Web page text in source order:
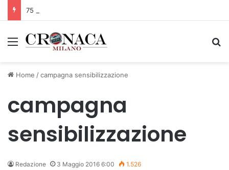
Menu
Home /campagna sensibilizzazione
campagna
sensibilizzazione
Redazione 3 Maggio 2016 6:00 1.526